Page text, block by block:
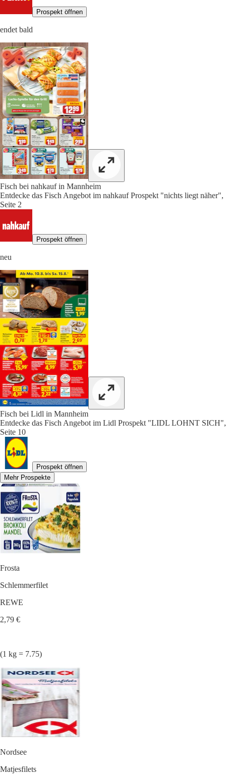
Prospekt öffnen
endet bald
Fisch bei nahkauf in Mannheim
Entdecke das Fisch Angebot im nahkauf Prospekt "nichts liegt näher",
Seite 2
Prospekt öffnen
neu
Fisch bei Lidl in Mannheim
Entdecke das Fisch Angebot im Lidl Prospekt "LIDL LOHNT SICH",
Seite 10
Prospekt öffnen
Mehr Prospekte
Frosta
Schlemmerfilet
REWE
2,79 €
(1 kg = 7.75)
Nordsee
Matjesfilets